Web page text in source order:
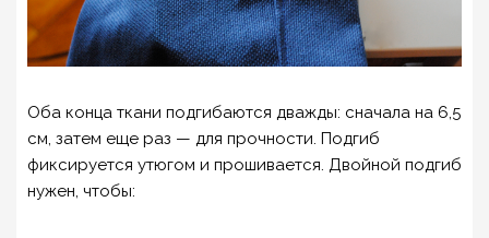
Оба конца ткани подгибаются дважды: сначала на 6,5
см, затем еще раз — для прочности. Подгиб
фиксируется утюгом и прошивается. Двойной подгиб
нужен, чтобы: